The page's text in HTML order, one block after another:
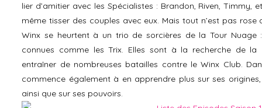
lier d’amitier avec les Spécialistes : Brandon, Riven, Timmy,
même tisser des couples avec eux. Mais tout n’est pas rose
Winx se heurtent à un trio de sorcières de la Tour
connues comme les Trix. Elles sont à la recherche de
entraîner de nombreuses batailles contre le Winx Club.
commence également à en apprendre plus sur ses
ainsi que sur ses pouvoirs.